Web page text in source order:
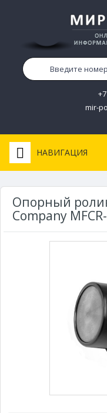
mir-
НАВИГАЦИЯ
Опорный
Company